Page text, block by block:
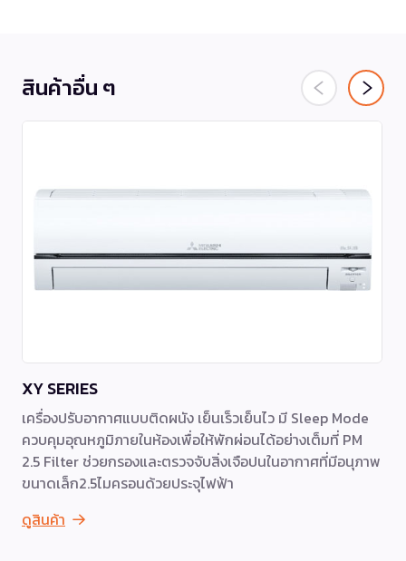
สินค้าอื่น ๆ
XY SERIES
เครื่องปรับอากาศแบบติดผนัง เย็นเร็วเย็นไว มี Sleep Mode
ควบคุมอุณหภูมิภายในห้องเพื่อให้พักผ่อนได้อย่างเต็มที่ PM
2.5 Filter ช่วยกรองและตรวจจับสิ่งเจือปนในอากาศที่มีอนุภาพ
ขนาดเล็ก2.5ไมครอนด้วยประจุไฟฟ้า
ดูสินค้า